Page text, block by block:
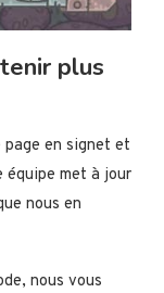
plus
en signet et
équipe met à jour
nous en
nous vous